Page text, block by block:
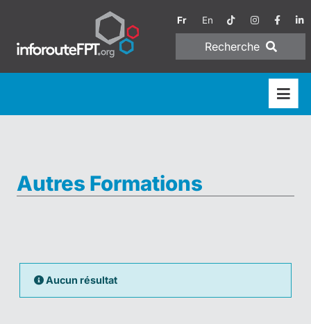
Fr En
Recherche
Autres Formations
Aucun résultat